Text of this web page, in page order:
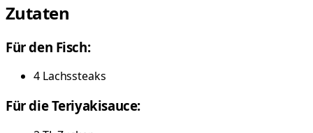
Zutaten
Für den Fisch:
4 Lachssteaks
Für die Teriyakisauce: